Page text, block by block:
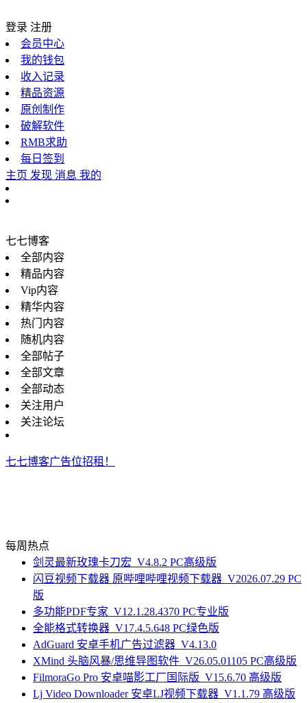
登录 注册
会员中心
我的钱包
收入记录
精品资源
原创制作
破解软件
RMB求助
每日签到
主页 发现 消息 我的
七七博客
全部内容
精品内容
Vip内容
精华内容
热门内容
随机内容
全部帖子
全部文章
全部动态
关注用户
关注论坛
七七博客广告位招租！
每周热点
剑灵最新玫瑰卡刀宏_V4.8.2 PC高级版
闪豆视频下载器 原哔哩哔哩视频下载器_V2026.07.29 PC
版
多功能PDF专家_V12.1.28.4370 PC专业版
全能格式转换器_V17.4.5.648 PC绿色版
AdGuard 安卓手机广告过滤器_V4.13.0
XMind 头脑风暴/思维导图软件_V26.05.01105 PC高级版
FilmoraGo Pro 安卓喵影工厂国际版_V15.6.70 高级版
Lj Video Downloader 安卓LJ视频下载器_V1.1.79 高级版